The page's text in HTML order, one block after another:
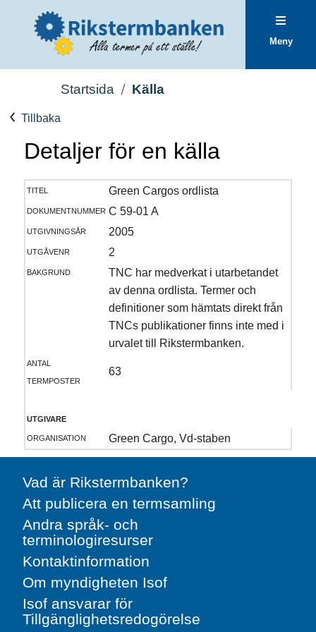
Meny
Startsida Källa
Tillbaka
Detaljer för en källa
titel
Green Cargos ordlista
dokumentnummer C 59-01 A
utgivningsår
2005
utgåvenr
2
bakgrund
TNC har medverkat i utarbetandet
av denna ordlista. Termer och
definitioner som hämtats direkt från
TNCs publikationer finns inte med i
urvalet till Rikstermbanken.
antal
termposter
63
utgivare
organisation
Green Cargo, Vd-staben
Vad är Rikstermbanken?
Att publicera en termsamling
Andra språk- och
terminologiresurser
Kontaktinformation
Om myndigheten Isof
Isof ansvarar för
Tillgänglighetsredogörelse